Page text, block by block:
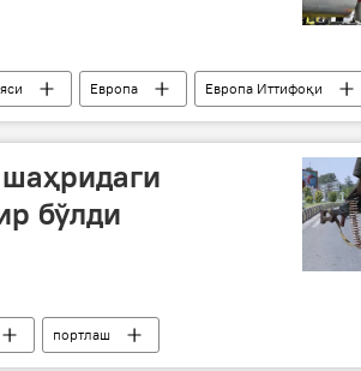
Европа
Европа Иттифоқи
бўлди
портлаш